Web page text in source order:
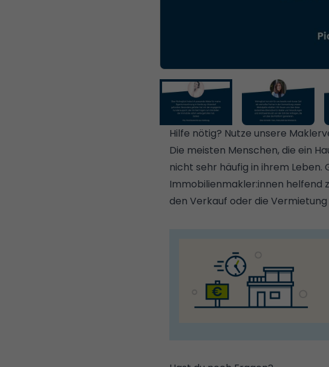
Hilfe nötig? Nutze unsere
Die meisten Menschen, die ein
nicht sehr häufig in ihrem
Immobilienmakler:innen helfend
den Verkauf oder die